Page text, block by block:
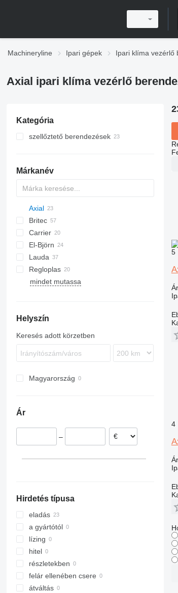
Machineryline Ipari gépek Ipari klíma vezérlő
Axial ipari klíma vezérlő
Kategória
szellőztető berendezések
Márkanév
Axial
Britec
Airpure
Britecpure
Carrier
DC
El-Björn
TF
VF
700-series
FC
Lauda
Regloplas
AMT
HX
mindet mutassa
Helyszín
Keresés adott körzetben
Magyarország
Ár
–
Hirdetés típusa
eladás
a gyártótól
lízing
hitel
részletekben
felár ellenében csere
átváltás
5
4